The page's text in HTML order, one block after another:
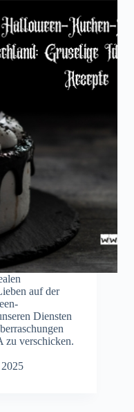
auf der
Diensten
zu verschicken.